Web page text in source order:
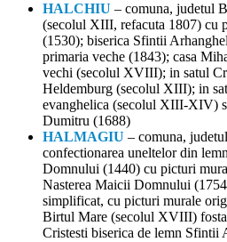
HALCHIU – comuna, judetul
(secolul XIII, refacuta 1807) cu
(1530); biserica Sfintii
primaria veche (1843); casa
vechi (secolul XVIII); in satul
Heldemburg (secolul XIII); in
evanghelica (secolul XIII-XIV)
Dumitru (1688)
HALMAGIU – comuna,
confectionarea uneltelor din
Domnului (1440) cu picturi
Nasterea Maicii Domnului
simplificat, cu picturi murale
Birtul Mare (secolul XVIII) fosta
Cristesti biserica de lemn